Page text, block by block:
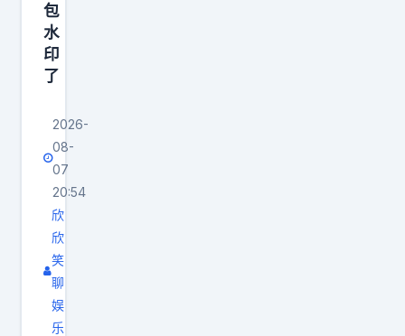
贵
族
以
巨
耳
饰
、
精
工
金
饰
区
包
水
印
了
2026-
08-
07
20:54
欣
欣
笑
聊
娱
乐